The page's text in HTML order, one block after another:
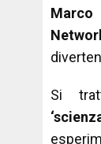
Marco
Si